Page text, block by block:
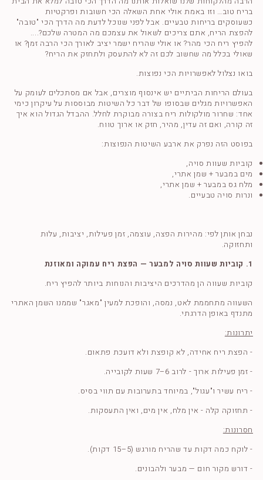
בריח טוב… וזו באמת אולי אחת השאלה הכי חשובות ופרקטיות
כשעוסקים בריחות טבעיים. אבל לפני שנוכל לדעת מה הדרך הכי "טובה"
להפצת הריח, אתם צריכים לשאול את עצמכם מה המטרה שלכם?....
להפיץ ריח הכי מהר? או אולי שהריח ישמר יציב לאורך הכי הרבה זמן? או
שאולי בכלל מה שחשוב לכם זה לא להתעסק ולתחזק את הריח?
בואו נצלול לאפשרויות הכי נפוצות.
בעולם הריחות הביתיים יש אינסוף מוצרים, אבל אם מסתכלים לעומק על
האפשרויות מגלים שבסופו של דבר כל השיטות מבוססות על עיקרון כימי
אחד: שחרור מולקולות ריח בצורה מבוקרת לחלל. ההבדל הגדול הוא איך
זה קורה, ואם זה עדין, מהיר, חזק או ארוך טווח.
בפוסט הזה נפרק את ארבע השיטות הנפוצות:
קוביות שעוות סויה,
מים במבער + שמן אתרי,
מלח גס במבער + שמן אתרי,
ונרות סויה טבעיים.
נבחן אותן לפי: מהירות הפצה, עוצמה, זמן פעילות, יציבות, עלות
ותחזוקה.
1. קוביות שעוות סויה למבער — הפצת ריח עמוקה ומאוזנת
קוביות שעווה הן מהדרכים היציבות והנוחות ביותר להפיץ ריח.
השעווה מתחממת לאט, נמסה, והופכת למעין "מאגר" שממנו השמן האתרי
מתנדף באופן הדרגתי.
יתרונות:
- הפצת ריח אחידה, לא קופצת ולא דועכת פתאום.
- זמן פעילות ארוך - לרוב 6–7 שעות לקובייה.
- ריח עשיר ו"עגול", במיוחד בתערובות עם תווי בסיס.
- תחזוקה קלה - אין מלח, אין מים, ואין התעסקות.
חסרונות:
- לוקח כמה דקות עד שהריח מורגש (5–15 דקות).
- דורש מקור חום — מבער ולהבונים.